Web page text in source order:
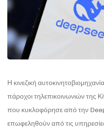
Η κινεζική
πάροχοι τηλεπικοινωνιών της
που κυκλοφόρησε από την
επωφεληθούν από τις